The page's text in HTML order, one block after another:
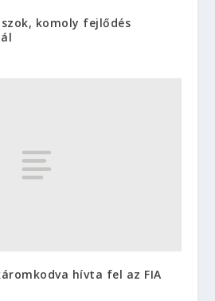
komoly fejlődés
hívta fel az FIA